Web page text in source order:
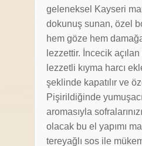
geleneksel Kayseri
dokunuş sunan, özel
hem göze hem
lezzettir. İncecik
lezzetli kıyma harcı
şeklinde kapatılır ve
Pişirildiğinde
aromasıyla
olacak bu el yapımı
tereyağlı sos ile